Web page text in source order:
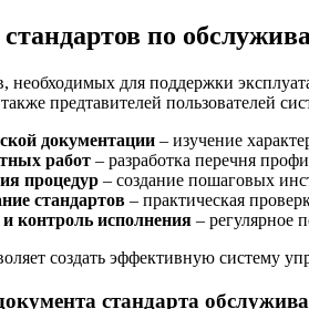
по
необходимых для поддержки
предтавителей пользователей
документации – изучение
работ – разработка перечня
процедур – создание пошаговых
стандартов – практическая
контроль исполнения – регулярное
создать эффективную систему
стандарта